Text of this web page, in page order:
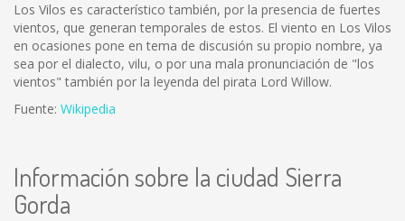
Los Vilos es característico también, por la presencia de fuertes
vientos, que generan temporales de estos. El viento en Los Vilos
en ocasiones pone en tema de discusión su propio nombre, ya
sea por el dialecto, vilu, o por una mala pronunciación de "los
vientos" también por la leyenda del pirata Lord Willow.
Fuente: Wikipedia
Información sobre la ciudad Sierra
Gorda